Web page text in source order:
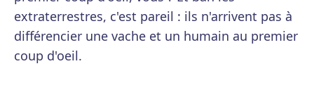
extraterrestres, c'est pareil : ils n'arrivent pas à
différencier une vache et un humain au premier
coup d'oeil.